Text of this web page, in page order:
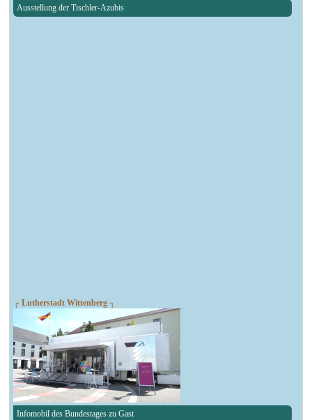
Ausstellung der Tischler-Azubis
┌ Lutherstadt Wittenberg ┐
Infomobil des Bundestages zu Gast